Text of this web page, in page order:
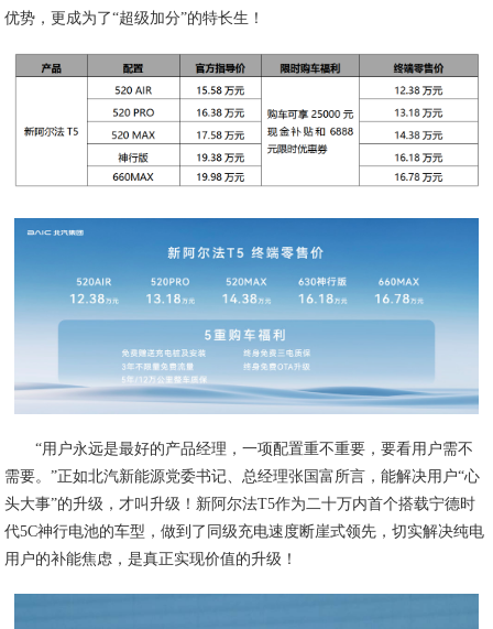
优势，更成为了“超级加分”的特长生！
“用户永远是最好的产品经理，一项配置重不重要，要看用户需不
需要。”正如北汽新能源党委书记、总经理张国富所言，能解决用户“心
头大事”的升级，才叫升级！新阿尔法T5作为二十万内首个搭载宁德时
代5C神行电池的车型，做到了同级充电速度断崖式领先，切实解决纯电
用户的补能焦虑，是真正实现价值的升级！